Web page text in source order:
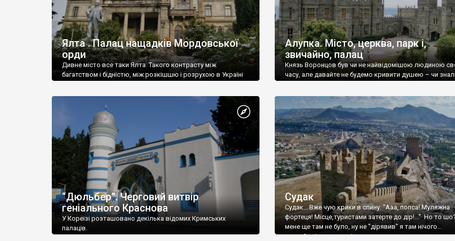
Ялта . Палац нащадків Мордовської
орди
Дивне місто все таки Ялта. Такого контрасту між
багатством і бідністю, між розкішшю і розрухою в Україні
Алупка. Місто, церква, парк і,
звичайно, палац
Князь Воронцов був чи не найвідомішою людиною
часу, але давайте не будемо кривити душею – чи
“Дюльбер”. Черговий витвір
геніального Краснова
У Кореїзі розташовано декілька відомих Кримських
палаців.
Судак
Судак... Вже чую крики в спину: "Ааа, попса! Муляжна
фортеця! Місце,туристами затерте до дір!..." Но то
мене ще там не було, ну не "дірявив" я там нічого...
принаймні до цього літа.